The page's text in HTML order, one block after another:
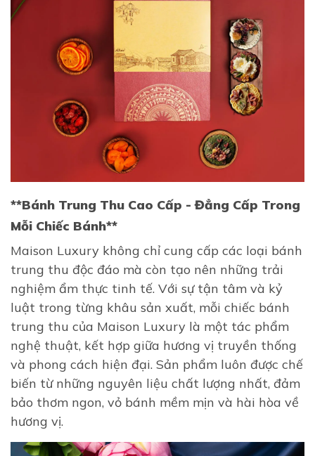
**Bánh Trung Thu Cao Cấp - Đẳng Cấp Trong
Mỗi Chiếc Bánh**
Maison Luxury không chỉ cung cấp các loại bánh
trung thu độc đáo mà còn tạo nên những trải
nghiệm ẩm thực tinh tế. Với sự tận tâm và kỷ
luật trong từng khâu sản xuất, mỗi chiếc bánh
trung thu của Maison Luxury là một tác phẩm
nghệ thuật, kết hợp giữa hương vị truyền thống
và phong cách hiện đại. Sản phẩm luôn được chế
biến từ những nguyên liệu chất lượng nhất, đảm
bảo thơm ngon, vỏ bánh mềm mịn và hài hòa về
hương vị.